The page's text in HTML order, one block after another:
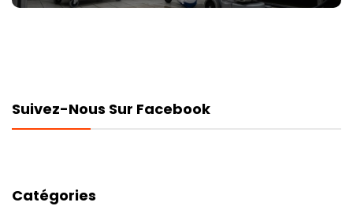
Suivez-Nous Sur Facebook
Catégories